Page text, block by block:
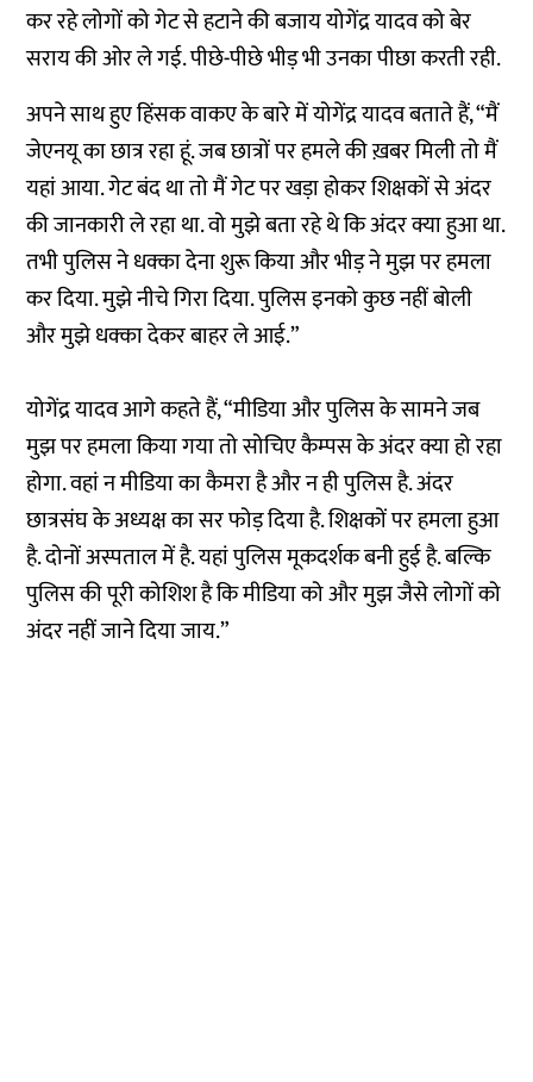
कर रहे लोगों को गेट से हटाने की बजाय योगेंद्र यादव को बेर
सराय की ओर ले गई. पीछे-पीछे भीड़ भी उनका पीछा करती रही.
अपने साथ हुए हिंसक वाकए के बारे में योगेंद्र यादव बताते हैं, “मैं
जेएनयू का छात्र रहा हूं. जब छात्रों पर हमले की ख़बर मिली तो मैं
यहां आया. गेट बंद था तो मैं गेट पर खड़ा होकर शिक्षकों से अंदर
की जानकारी ले रहा था. वो मुझे बता रहे थे कि अंदर क्या हुआ था.
तभी पुलिस ने धक्का देना शुरू किया और भीड़ ने मुझ पर हमला
कर दिया. मुझे नीचे गिरा दिया. पुलिस इनको कुछ नहीं बोली
और मुझे धक्का देकर बाहर ले आई.”
योगेंद्र यादव आगे कहते हैं, “मीडिया और पुलिस के सामने जब
मुझ पर हमला किया गया तो सोचिए कैम्पस के अंदर क्या हो रहा
होगा. वहां न मीडिया का कैमरा है और न ही पुलिस है. अंदर
छात्रसंघ के अध्यक्ष का सर फोड़ दिया है. शिक्षकों पर हमला हुआ
है. दोनों अस्पताल में है. यहां पुलिस मूकदर्शक बनी हुई है. बल्कि
पुलिस की पूरी कोशिश है कि मीडिया को और मुझ जैसे लोगों को
अंदर नहीं जाने दिया जाय.”